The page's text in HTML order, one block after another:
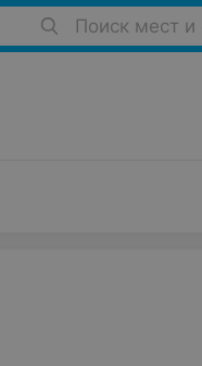
Поиск мест и